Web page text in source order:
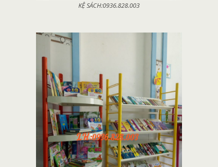
KỆ SÁCH:0936.828.003